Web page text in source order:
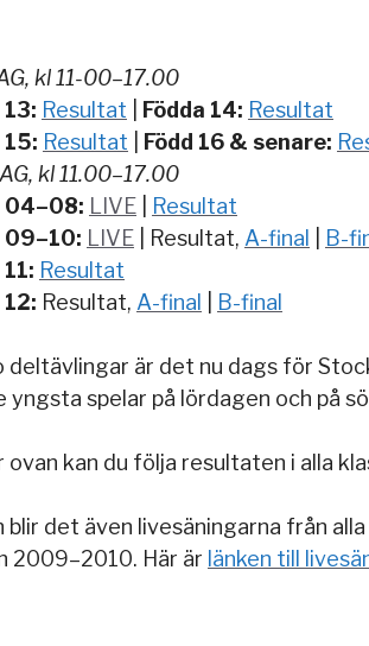
kl 11-00–17.00
13: Resultat Födda 14: Resultat
15: Resultat Född 16 & senare:
kl 11.00–17.00
04–08: LIVE
Resultat
09–10: LIVE | Resultat, A-final
B-
11: Resultat
12: Resultat, A-final B-final
deltävlingar är det nu dags för
yngsta spelar på lördagen och på
ovan kan du följa resultaten i alla
blir det även livesäningarna från
2009–2010. Här är länken till